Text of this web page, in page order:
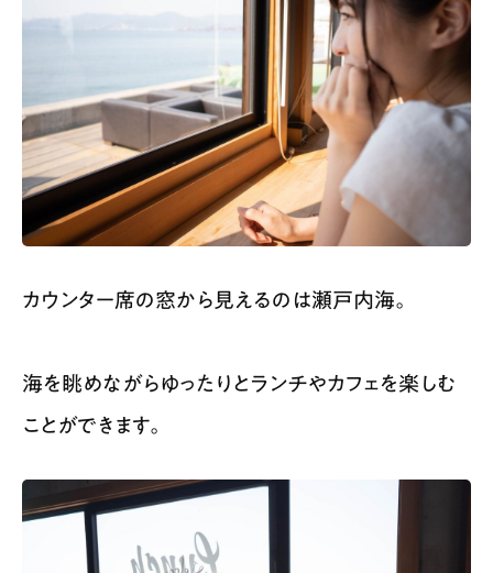
カウンター席の窓から見えるのは瀬戸内海。
海を眺めながらゆったりとランチやカフェを楽しむ
ことができます。